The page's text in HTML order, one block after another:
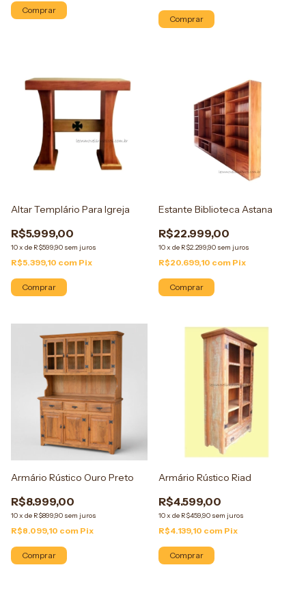
Comprar
Comprar
Altar Templário Para Igreja
R$5.999,00
10x de R$599,90 sem juros
R$5.399,10 com Pix
Comprar
Estante Biblioteca Astana
R$22.999,00
10x de R$2.299,90 sem juros
R$20.699,10 com Pix
Comprar
Armário Rústico Ouro Preto
R$8.999,00
10x de R$899,90 sem juros
R$8.099,10 com Pix
Comprar
Armário Rústico Riad
R$4.599,00
10x de R$459,90 sem juros
R$4.139,10 com Pix
Comprar